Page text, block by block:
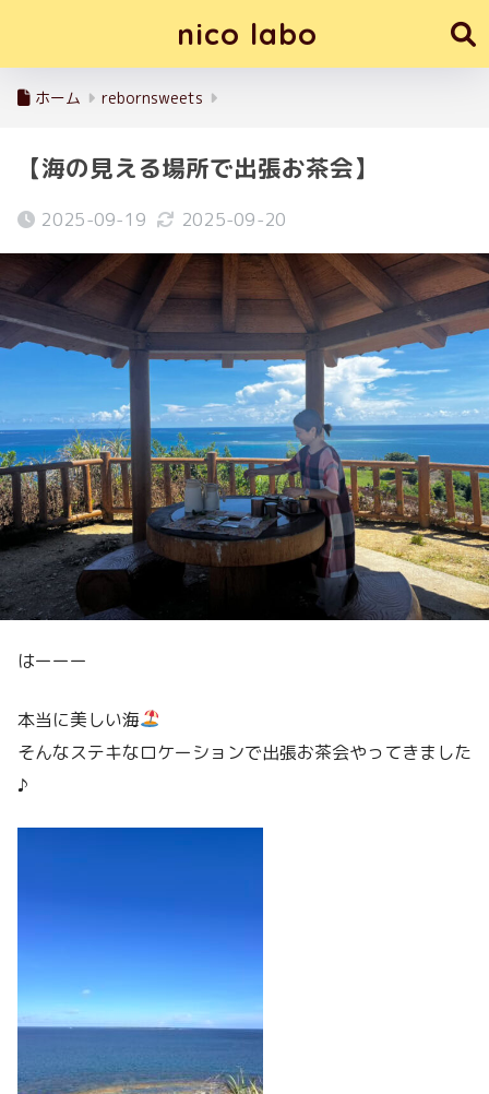
nico labo
ホーム rebornsweets
【海の見える場所で出張お茶会】
2025-09-19 2025-09-20
はーーー
本当に美しい海
そんなステキなロケーションで出張お茶会やってきました
♪